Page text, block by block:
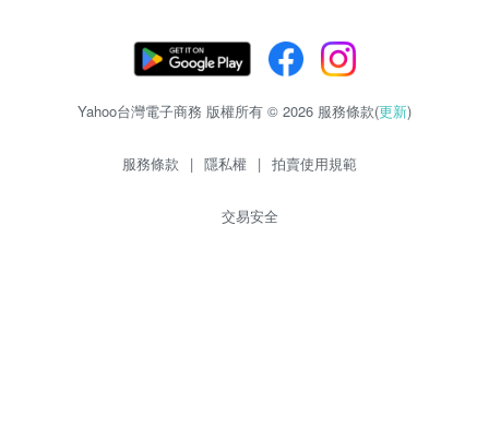
Yahoo台灣電子商務 版權所有 © 2026 服務條款(更新)
服務條款 | 隱私權 | 拍賣使用規範
交易安全